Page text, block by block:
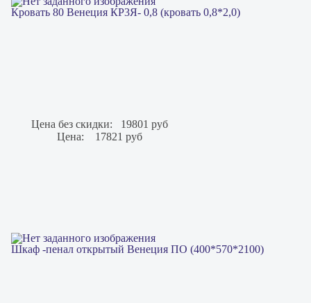
Кровать 80 Венеция КР3Я- 0,8 (кровать 0,8*2,0)
Цена без скидки:
19801 руб
Цена:
17821 руб
Шкаф -пенал открытый Венеция ПО (400*570*2100)